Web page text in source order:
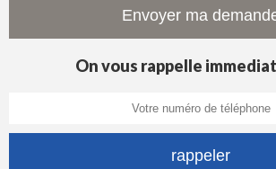
On vous rappelle